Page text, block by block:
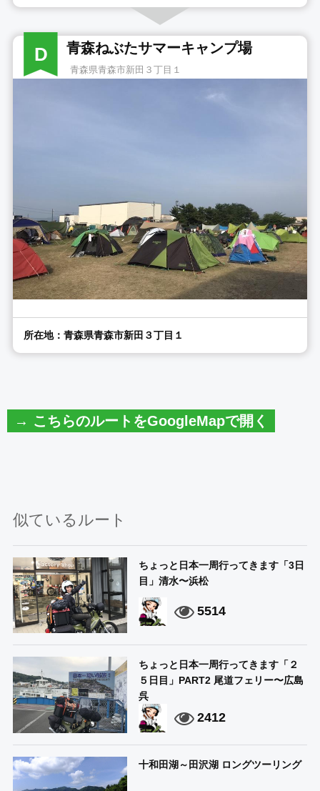
D 青森ねぶたサマーキャンプ場
青森県青森市新田３丁目１
所在地：青森県青森市新田３丁目１
→ こちらのルートをGoogleMapで開く
似ているルート
ちょっと日本一周行ってきます「3日
目」清水〜浜松
5514
ちょっと日本一周行ってきます「２
５日目」PART2 尾道フェリー〜広島
呉
2412
十和田湖～田沢湖 ロングツーリング